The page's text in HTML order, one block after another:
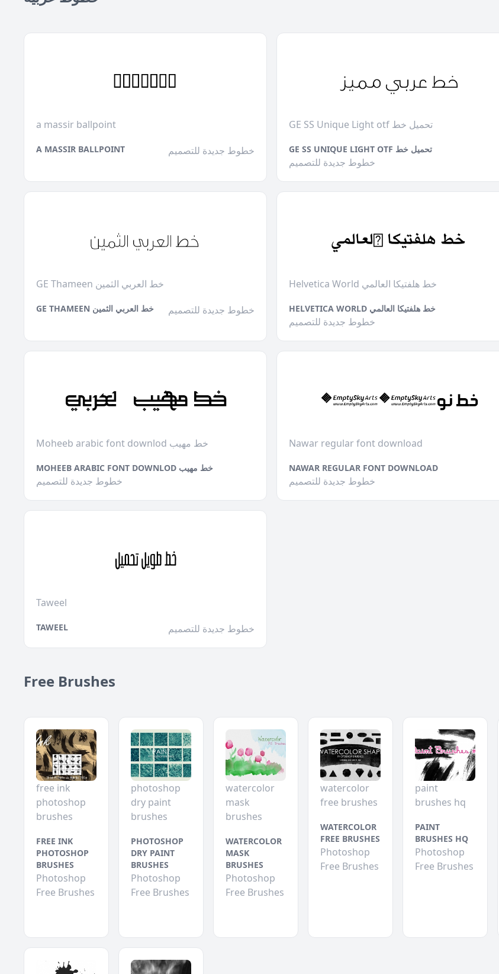
a massir ballpoint
A MASSIR BALLPOINT خطوط جديدة للتصميم
GE SS Unique Light otf تحميل خط
GE SS UNIQUE LIGHT OTF تحميل خط
خطوط جديدة للتصميم
GE Thameen خط العربي الثمين
GE THAMEEN خط العربي الثمين خطوط جديدة للتصميم
Helvetica World خط هلفتيكا العالمي
HELVETICA WORLD خط هلفتيكا العالمي
خطوط جديدة للتصميم
Moheeb arabic font downlod خط مهيب
MOHEEB ARABIC FONT DOWNLOD خط مهيب
خطوط جديدة للتصميم
Nawar regular font download
NAWAR REGULAR FONT DOWNLOAD
خطوط جديدة للتصميم
Taweel
TAWEEL خطوط جديدة للتصميم
Free Brushes
free ink
photoshop
brushes
FREE INK
PHOTOSHOP
BRUSHES
Photoshop
Free Brushes
photoshop
dry paint
brushes
PHOTOSHOP
DRY PAINT
BRUSHES
Photoshop
Free Brushes
watercolor
mask
brushes
WATERCOLOR
MASK
BRUSHES
Photoshop
Free Brushes
watercolor
free brushes
WATERCOLOR
FREE BRUSHES
Photoshop
Free Brushes
paint
brushes hq
PAINT
BRUSHES HQ
Photoshop
Free Brushes